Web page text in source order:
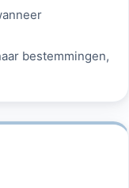
bestemmingen,